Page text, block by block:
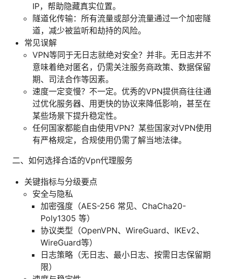
IP，帮助隐藏真实位置。
隧道化传输：所有流量或部分流量通过一个加密隧
道，减少被监听和劫持的风险。
常见误解
VPN等同于无日志就绝对安全？并非。无日志并不
意味着绝对匿名，仍需关注服务商政策、数据保留
期、司法合作等因素。
速度一定变慢？不一定。优秀的VPN提供商往往通
过优化服务器、用更快的协议来降低影响，甚至在
某些场景下提升稳定性。
任何国家都能自由使用VPN？某些国家对VPN使用
有严格规定，合规使用仍需了解当地法律。
二、如何选择合适的Vpn代理服务
关键指标与分级要点
安全与隐私
加密强度（AES-256 常见、ChaCha20-
Poly1305 等）
协议类型（OpenVPN、WireGuard、IKEv2、
WireGuard等）
日志策略（无日志、最小日志、按需日志保留期
限）